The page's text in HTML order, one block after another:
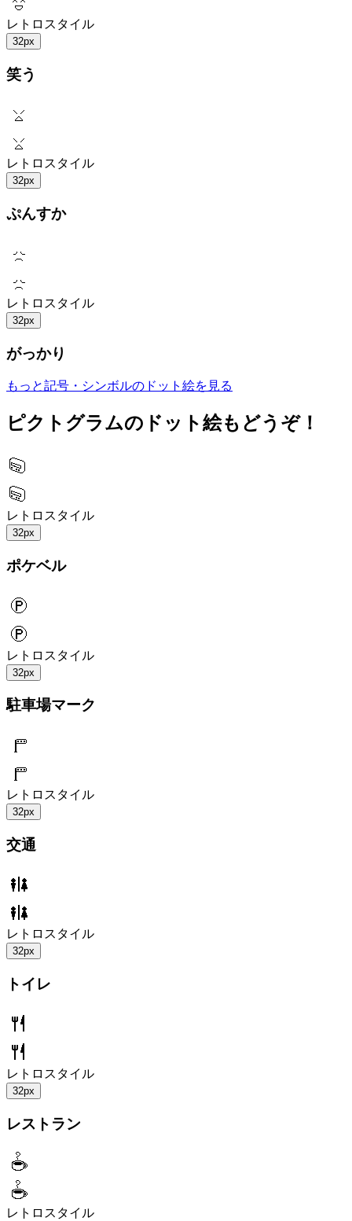
レトロスタイル
32px
笑う
レトロスタイル
32px
ぷんすか
レトロスタイル
32px
がっかり
もっと記号・シンボルのドット絵を見る
ピクトグラムのドット絵もどうぞ！
レトロスタイル
32px
ポケベル
レトロスタイル
32px
駐車場マーク
レトロスタイル
32px
交通
レトロスタイル
32px
トイレ
レトロスタイル
32px
レストラン
レトロスタイル